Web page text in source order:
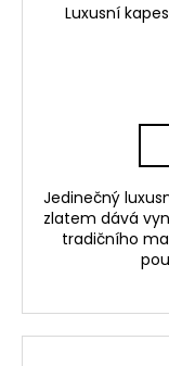
Luxusní
Jedinečný
zlatem dává
tradičního